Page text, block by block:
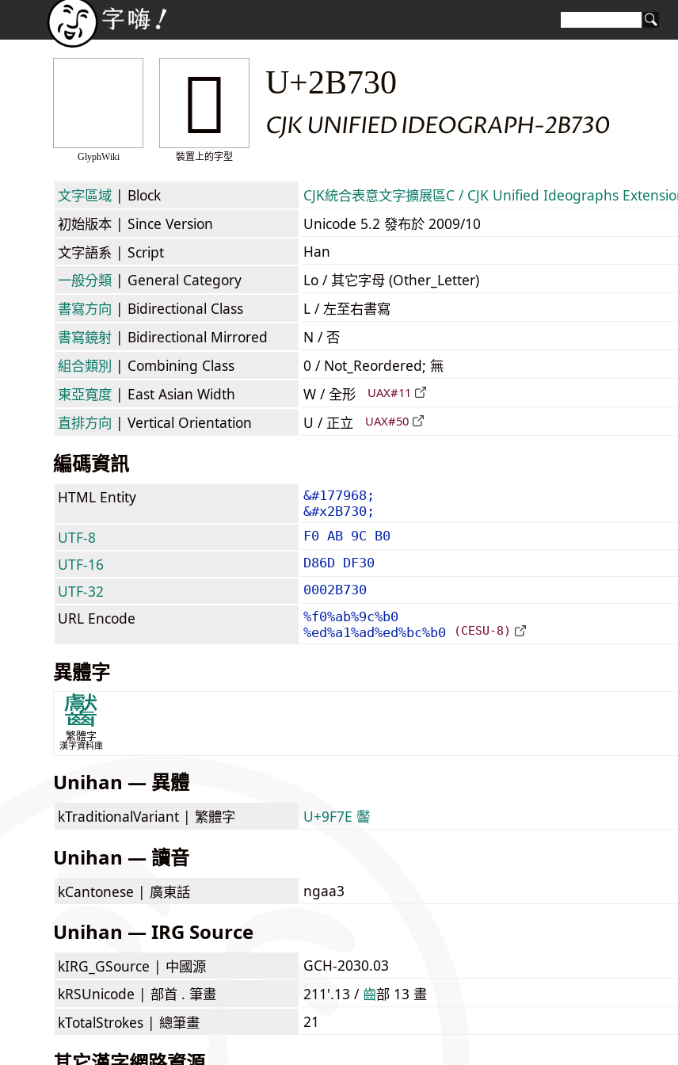
GlyphWiki
𫜰
裝置上的字型
U+2B730
CJK UNIFIED IDEOGRAPH-2B730
文字區域 | Block CJK統合表意文字擴展區C / CJK Unified Ideographs
初始版本 | Since Version
Unicode 5.2 發布於 2009/10
文字語系 | Script
Han
一般分類 | General Category
Lo / 其它字母 (Other_Letter)
書寫方向 | Bidirectional Class
L / 左至右書寫
書寫鏡射 | Bidirectional Mirrored
N / 否
組合類別 | Combining Class
0 / Not_Reordered; 無
東亞寬度 | East Asian Width W / 全形 UAX#11
直排方向 | Vertical Orientation U / 正立 UAX#50
編碼資訊
HTML Entity
&#177968;
&#x2B730;
UTF-8 F0 AB 9C B0
UTF-16 D86D DF30
UTF-32 0002B730
URL Encode
%f0%ab%9c%b0
%ed%a1%ad%ed%bc%b0
(CESU-8)
異體字
齾
繁體字
漢字資料庫
Unihan — 異體
kTraditionalVariant | 繁體字 U+9F7E 齾
Unihan — 讀音
kCantonese | 廣東話 ngaa3
Unihan — IRG Source
kIRG_GSource | 中國源
GCH-2030.03
kRSUnicode | 部首 . 筆畫 211'.13 / ⿒部 13 畫
kTotalStrokes | 總筆畫 21